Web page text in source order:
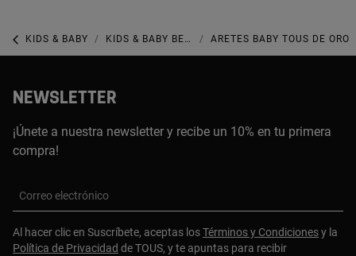
KIDS & BABY KIDS & BABY BEBÉ ARETES BABY TOUS DE ORO
NEWSLETTER
¡Únete a nuestra newsletter y recibe un 10% en tu primera
compra!
Correo electrónico
Al hacer clic en Suscríbete, aceptas losTérminos y Condicionesy la
Política de Privacidad de TOUS, y te apuntas para recibir